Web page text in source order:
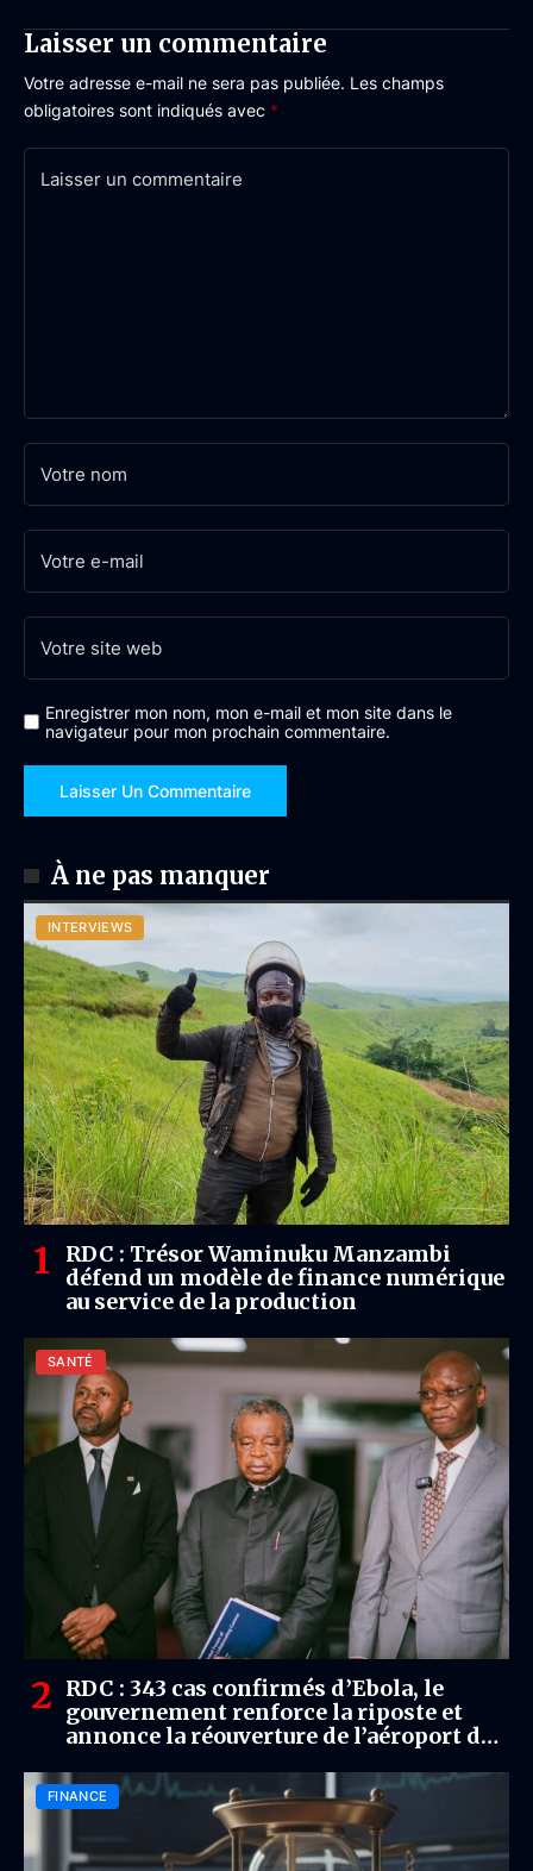
Laisser un commentaire
Votre adresse e-mail ne sera pas publiée. Les champs
obligatoires sont indiqués avec *
Enregistrer mon nom, mon e-mail et mon site dans le
navigateur pour mon prochain commentaire.
À ne pas manquer
INTERVIEWS
RDC : Trésor Waminuku Manzambi
défend un modèle de finance numérique
au service de la production
SANTÉ
RDC : 343 cas confirmés d’Ebola, le
gouvernement renforce la riposte et
annonce la réouverture de l’aéroport de
FINANCE